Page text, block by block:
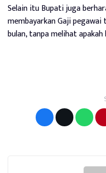
Selain itu Bupati juga
membayarkan Gaji
bulan, tanpa melihat